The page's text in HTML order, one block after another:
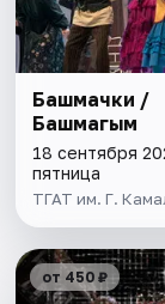
Башмачки /
Башмагым
18 сентября
пятница
ТГАТ им. Г.
от 450 ₽